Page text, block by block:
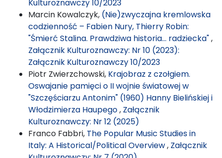
Kulturoznawczy 10/2023
Marcin Kowalczyk, (Nie)zwyczajna kremlowska
codzienność – Fabien Nury, Thierry Robin:
"Śmierć Stalina. Prawdziwa historia… radziecka",
Załącznik Kulturoznawczy: Nr 10 (2023):
Załącznik Kulturoznawczy 10/2023
Piotr Zwierzchowski, Krajobraz z czołgiem.
Oswajanie pamięci o II wojnie światowej w
"Szczęściarzu Antonim" (1960) Hanny Bielińskiej i
Włodzimierza Haupego, Załącznik
Kulturoznawczy: Nr 12 (2025)
Franco Fabbri, The Popular Music Studies in
Italy: A Historical/Political Overview, Załącznik